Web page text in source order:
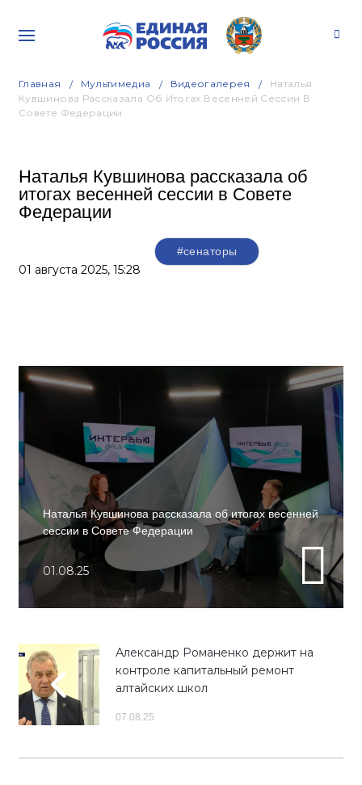
Главная Мультимедиа Видеогалерея
Наталья
Кувшинова Рассказала Об Итогах Весенней Сессии В
Совете Федерации
Наталья Кувшинова рассказала об
итогах весенней сессии в Совете
Федерации
01 августа 2025, 15:28
#сенаторы
Наталья Кувшинова рассказала об итогах весенней
сессии в Совете Федерации
01.08.25
Александр Романенко держит на
контроле капитальный ремонт
алтайских школ
07.08.25